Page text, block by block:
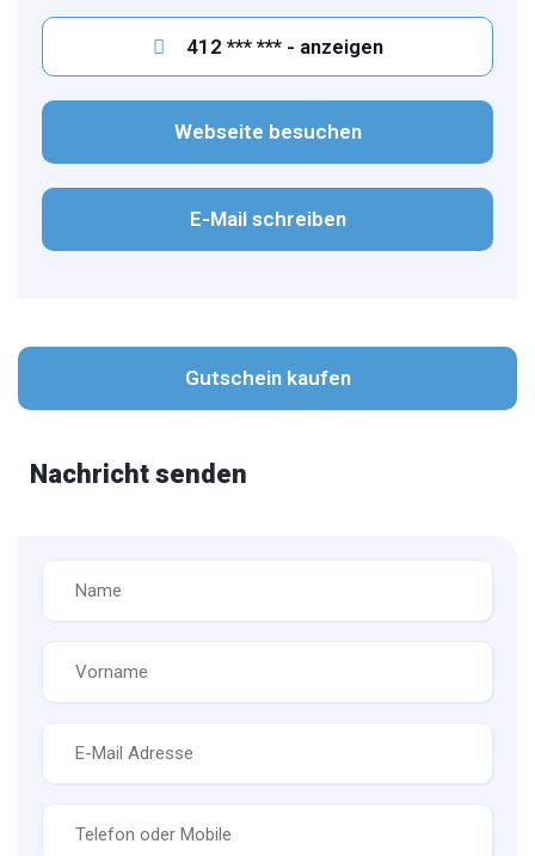
412 *** *** - anzeigen
Webseite besuchen
E-Mail schreiben
Gutschein kaufen
Nachricht senden